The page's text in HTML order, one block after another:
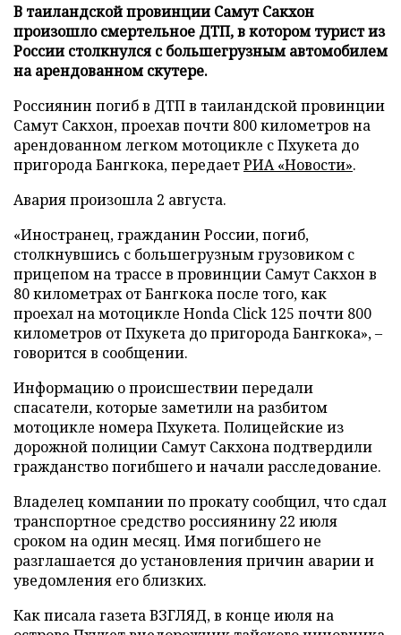
В таиландской провинции Самут Сакхон
произошло смертельное ДТП, в котором турист из
России столкнулся с большегрузным автомобилем
на арендованном скутере.
Россиянин погиб в ДТП в таиландской провинции
Самут Сакхон, проехав почти 800 километров на
арендованном легком мотоцикле с Пхукета до
пригорода Бангкока, передаетРИА «Новости».
Авария произошла 2 августа.
«Иностранец, гражданин России, погиб,
столкнувшись с большегрузным грузовиком с
прицепом на трассе в провинции Самут Сакхон в
80 километрах от Бангкока после того, как
проехал на мотоцикле Honda Click 125 почти 800
километров от Пхукета до пригорода Бангкока», –
говорится в сообщении.
Информацию о происшествии передали
спасатели, которые заметили на разбитом
мотоцикле номера Пхукета. Полицейские из
дорожной полиции Самут Сакхона подтвердили
гражданство погибшего и начали расследование.
Владелец компании по прокату сообщил, что сдал
транспортное средство россиянину 22 июля
сроком на один месяц. Имя погибшего не
разглашается до установления причин аварии и
уведомления его близких.
Как писала газета ВЗГЛЯД, в конце июля на